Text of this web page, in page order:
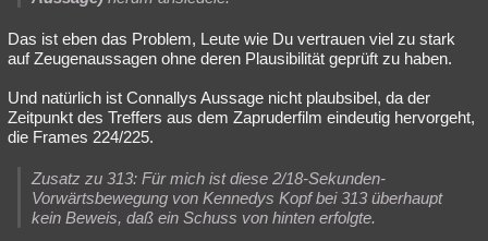
Das ist eben das Problem, Leute wie Du vertrauen viel zu stark
auf Zeugenaussagen ohne deren Plausibilität geprüft zu haben.
Und natürlich ist Connallys Aussage nicht plaubsibel, da der
Zeitpunkt des Treffers aus dem Zapruderfilm eindeutig hervorgeht,
die Frames 224/225.
Zusatz zu 313: Für mich ist diese 2/18-Sekunden-
Vorwärtsbewegung von Kennedys Kopf bei 313 überhaupt
kein Beweis, daß ein Schuss von hinten erfolgte.